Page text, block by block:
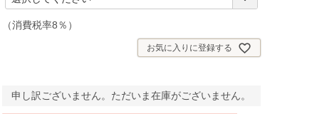
（消費税率8％）
お気に入りに登録する
申し訳ございません。ただいま在庫がございません。